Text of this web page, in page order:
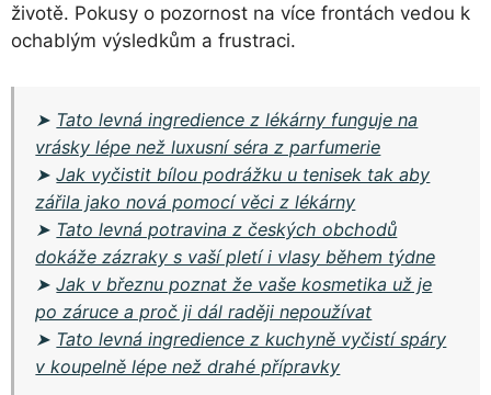
životě. Pokusy o pozornost na více frontách vedou k
ochablým výsledkům a frustraci.
➤ Tato levná ingredience z lékárny funguje na
vrásky lépe než luxusní séra z parfumerie
➤Jak vyčistit bílou podrážku u tenisek tak aby
zářila jako nová pomocí věci z lékárny
➤ Tato levná potravina z českých obchodů
dokáže zázraky s vaší pletí i vlasy během týdne
➤Jak v březnu poznat že vaše kosmetika už je
po záruce a proč ji dál raději nepoužívat
➤ Tato levná ingredience z kuchyně vyčistí spáry
v koupelně lépe než drahé přípravky